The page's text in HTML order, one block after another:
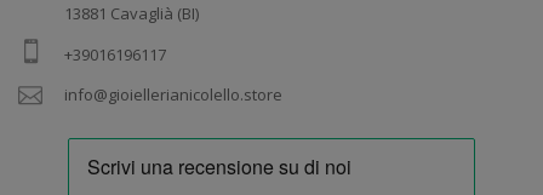
13881 Cavaglià (BI)
+39016196117
info@gioiellerianicolello.store